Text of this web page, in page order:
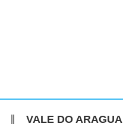
VALE DO